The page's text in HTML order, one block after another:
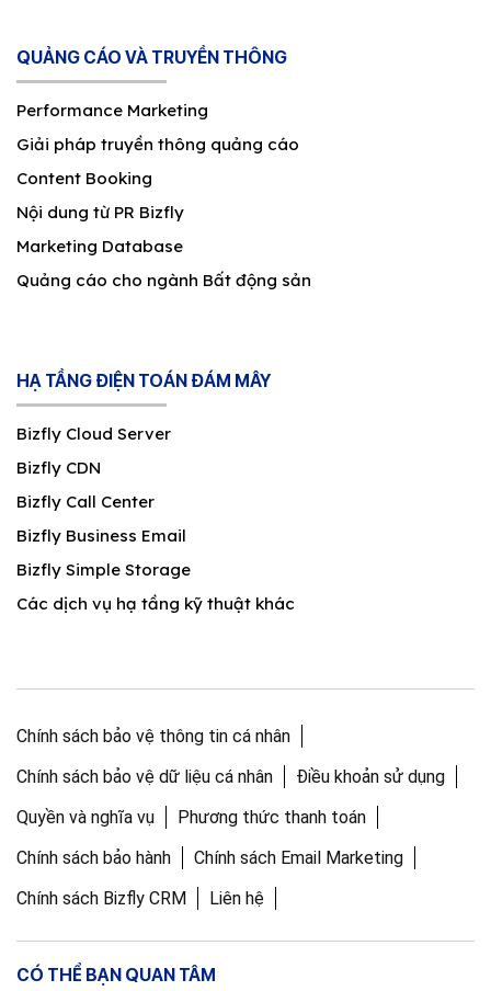
QUẢNG CÁO VÀ TRUYỀN THÔNG
Performance Marketing
Giải pháp truyền thông quảng cáo
Content Booking
Nội dung từ PR Bizfly
Marketing Database
Quảng cáo cho ngành Bất động sản
HẠ TẦNG ĐIỆN TOÁN ĐÁM MÂY
Bizfly Cloud Server
Bizfly CDN
Bizfly Call Center
Bizfly Business Email
Bizfly Simple Storage
Các dịch vụ hạ tầng kỹ thuật khác
Chính sách bảo vệ thông tin cá nhân
Chính sách bảo vệ dữ liệu cá nhân
Điều khoản sử dụng
Quyền và nghĩa vụ
Phương thức thanh toán
Chính sách bảo hành
Chính sách Email Marketing
Chính sách Bizfly CRM
Liên hệ
CÓ THỂ BẠN QUAN TÂM